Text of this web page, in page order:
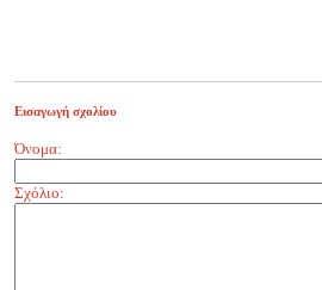
Εισαγωγή σχολίου
Όνομα:
Σχόλιο: